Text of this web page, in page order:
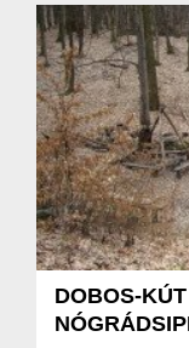
DOBOS-